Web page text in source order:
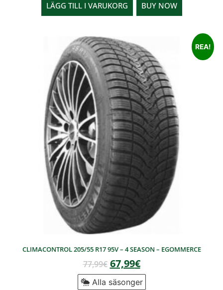
LÄGG TILL I VARUKORG BUY NOW
REA!
CLIMACONTROL 205/55 R17 95V – 4 SEASON – EGOMMERCE
77,99€ 67,99€
Alla säsonger